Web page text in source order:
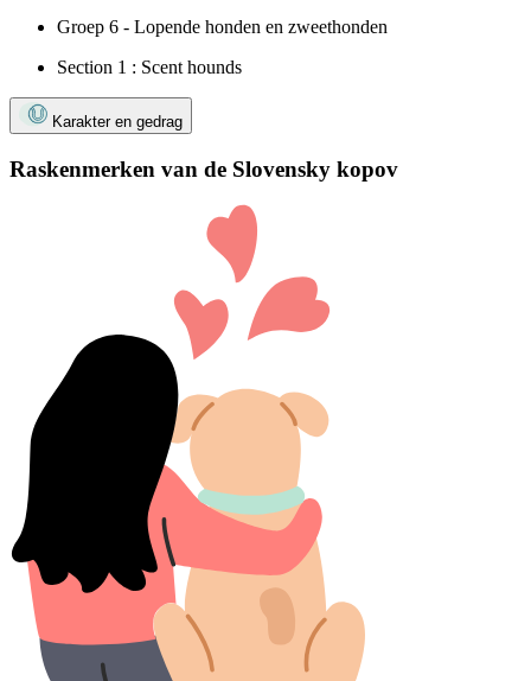
Groep 6 - Lopende honden en zweethonden
Section 1 : Scent hounds
Karakter en gedrag
Raskenmerken van de Slovensky kopov